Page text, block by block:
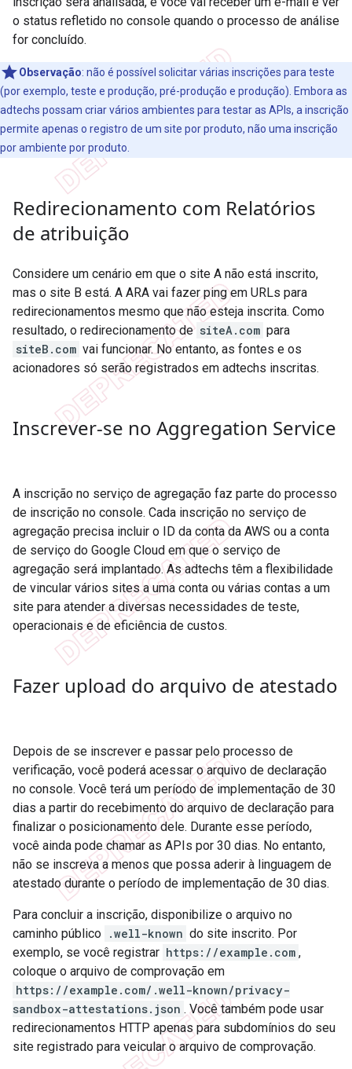
o status refletido no console quando o processo de análise
for concluído.
Observação: não é possível solicitar várias inscrições para teste
(por exemplo, teste e produção, pré-produção e produção). Embora as
adtechs possam criar vários ambientes para testar as APIs, a inscrição
permite apenas o registro de um site por produto, não uma inscrição
por ambiente por produto.
Redirecionamento com Relatórios
de atribuição
Considere um cenário em que o site A não está inscrito,
mas o site B está. A ARA vai fazer ping em URLs para
redirecionamentos mesmo que não esteja inscrita. Como
resultado, o redirecionamento de siteA.com para
siteB.com vai funcionar. No entanto, as fontes e os
acionadores só serão registrados em adtechs inscritas.
Inscrever-se no Aggregation Service
A inscrição no serviço de agregação faz parte do processo
de inscrição no console. Cada inscrição no serviço de
agregação precisa incluir o ID da conta da AWS ou a conta
de serviço do Google Cloud em que o serviço de
agregação será implantado. As adtechs têm a flexibilidade
de vincular vários sites a uma conta ou várias contas a um
site para atender a diversas necessidades de teste,
operacionais e de eficiência de custos.
Fazer upload do arquivo de atestado
Depois de se inscrever e passar pelo processo de
verificação, você poderá acessar o arquivo de declaração
no console. Você terá um período de implementação de 30
dias a partir do recebimento do arquivo de declaração para
finalizar o posicionamento dele. Durante esse período,
você ainda pode chamar as APIs por 30 dias. No entanto,
não se inscreva a menos que possa aderir à linguagem de
atestado durante o período de implementação de 30 dias.
Para concluir a inscrição, disponibilize o arquivo no
caminho público .well-known do site inscrito. Por
exemplo, se você registrar https://example.com ,
coloque o arquivo de comprovação em
https://example.com/.well-known/privacy-
sandbox-attestations.json . Você também pode usar
redirecionamentos HTTP apenas para subdomínios do seu
site registrado para veicular o arquivo de comprovação.